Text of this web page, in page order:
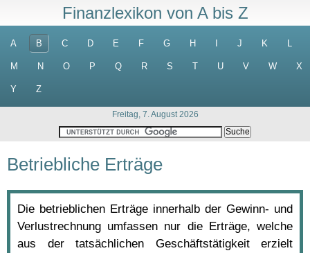
Finanzlexikon von A bis Z
A B C D E F G H J K L
M N O P Q R S T U V W X
Y Z
Freitag, 7. August 2026
Betriebliche Erträge
Die betrieblichen Erträge innerhalb der Gewinn- und
Verlustrechnung umfassen nur die Erträge, welche
aus der tatsächlichen Geschäftstätigkeit erzielt